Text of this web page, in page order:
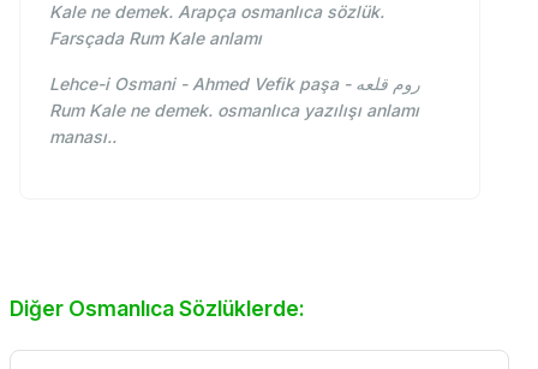
Kale ne demek. Arapça osmanlıca sözlük.
Farsçada Rum Kale anlamı
Lehce-i Osmani - Ahmed Vefik paşa - روم قلعه
Rum Kale ne demek. osmanlıca yazılışı anlamı
manası..
Diğer Osmanlıca Sözlüklerde: